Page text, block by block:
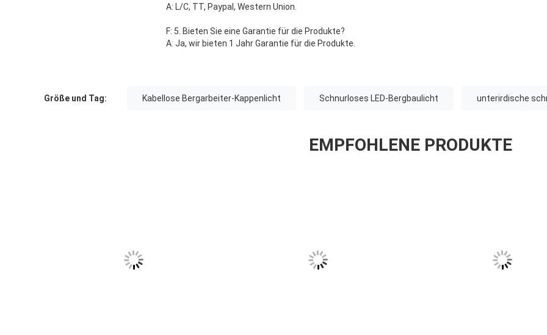
A: L/C, TT, Paypal, Western Union.
F: 5. Bieten Sie eine Garantie für die Produkte?
A: Ja, wir bieten 1 Jahr Garantie für die Produkte.
Größe und Tag: Kabellose Bergarbeiter-Kappenlicht Schnurloses LED-Bergbaulicht unterirdische
EMPFOHLENE PRODUKTE